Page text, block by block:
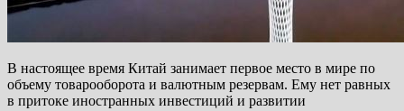
В настоящее время Китай занимает первое место в мире по
объему товарооборота и валютным резервам. Ему нет равных
в притоке иностранных инвестиций и развитии